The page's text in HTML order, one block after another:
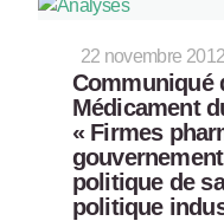
22 novembre 2012
Communiqué
Médicament
« Firmes
politique de
politique